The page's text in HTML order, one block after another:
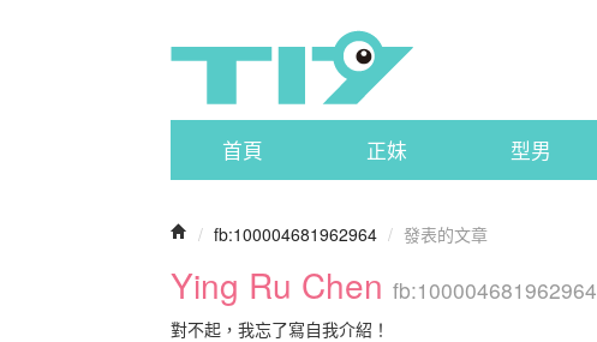
首頁 正妹 型男
/ fb:100004681962964 / 發表的文章
Ying Ru Chen fb:100004681962964
對不起，我忘了寫自我介紹！